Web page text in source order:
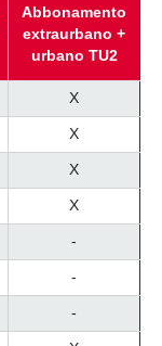
Abbonamento
extraurbano +
urbano TU2
X
X
X
X
-
-
-